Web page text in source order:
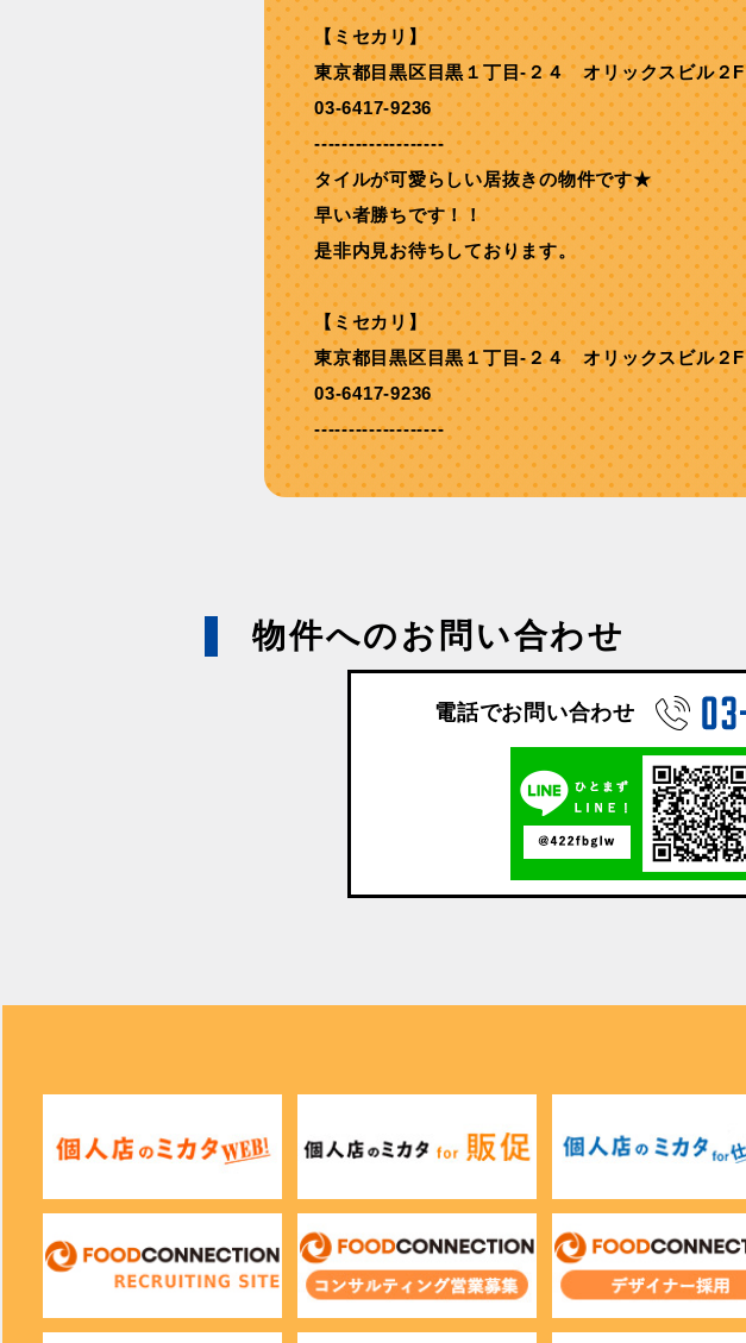
【ミセカリ】
東京都目黒区目黒１丁目-２４ オリックスビル２F
03-6417-9236
-------------------
タイルが可愛らしい居抜きの物件です★
早い者勝ちです！！
是非内見お待ちしております。
【ミセカリ】
東京都目黒区目黒１丁目-２４ オリックスビル２F
03-6417-9236
-------------------
物件へのお問い合わせ
電話でお問い合わせ